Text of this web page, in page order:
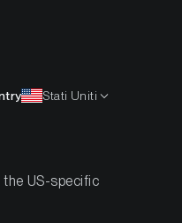
Stati Uniti
US-specific